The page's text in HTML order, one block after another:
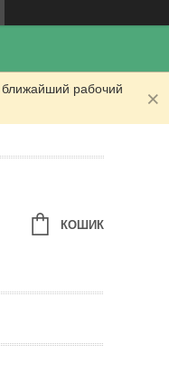
ближайший рабочий
КОШИК